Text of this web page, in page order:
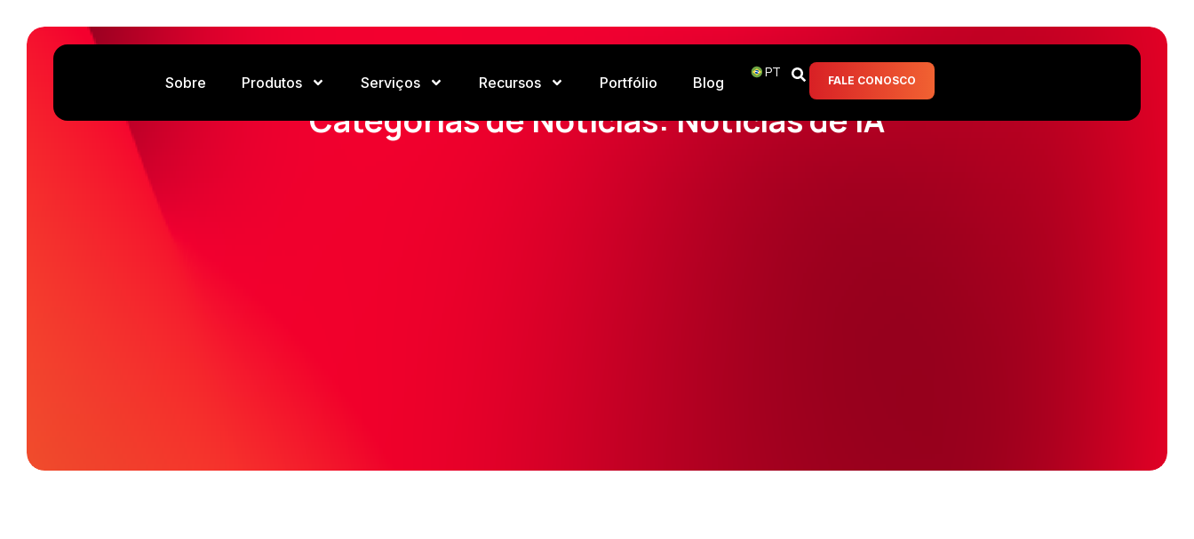
Sobre Produtos Serviços Recursos Portfólio Blog
PT
FALE CONOSCO
Page 4
Categorias de Notícias: Notícias de IA